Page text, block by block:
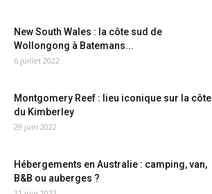
New South Wales : la côte sud de
Wollongong à Batemans...
6 juillet 2022
Montgomery Reef : lieu iconique sur la côte
du Kimberley
29 juin 2022
Hébergements en Australie : camping, van,
B&B ou auberges ?